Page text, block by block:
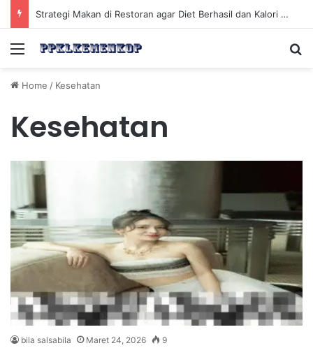
Strategi Makan di Restoran agar Diet Berhasil dan Kalori Tetap Terkontrol
Menu
Home / Kesehatan
Kesehatan
bila salsabila Maret 24, 2026 9